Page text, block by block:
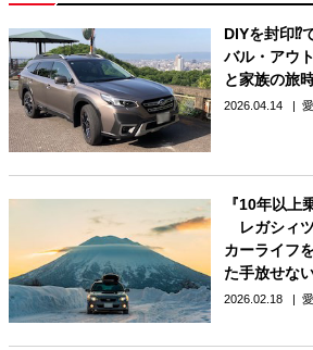
DIYを封印⁉
バル・アウ
と家族の旅
2026.04.14
『10年以上
レガシィ
カーライフ
た手放せな
2026.02.18